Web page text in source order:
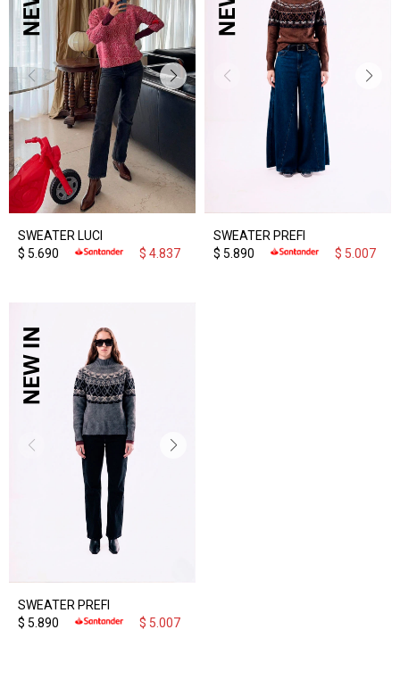
SWEATER LUCI
$ 5.690 $ 4.837
SWEATER PREFI
$ 5.890 $ 5.007
SWEATER PREFI
$ 5.890 $ 5.007